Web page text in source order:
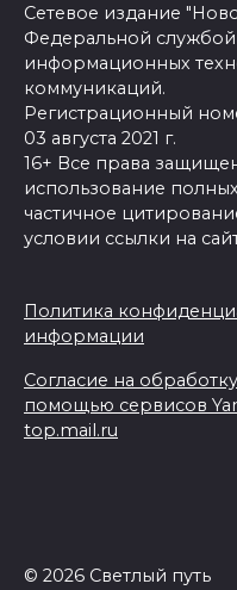
Сетевое издание
Федеральной
информационных
коммуникаций.
Регистрационный
03 августа 2021 г.
16+ Все права
использование
частичное
условии ссылки на
Политика
информации
Согласие на
помощью сервисов
top.mail.ru
© 2026 Светлый путь